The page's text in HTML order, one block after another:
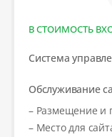
В СТОИМОСТЬ
Система
Обслуживание
– Размещение и
– Место для